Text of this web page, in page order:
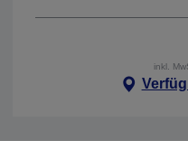
inkl.